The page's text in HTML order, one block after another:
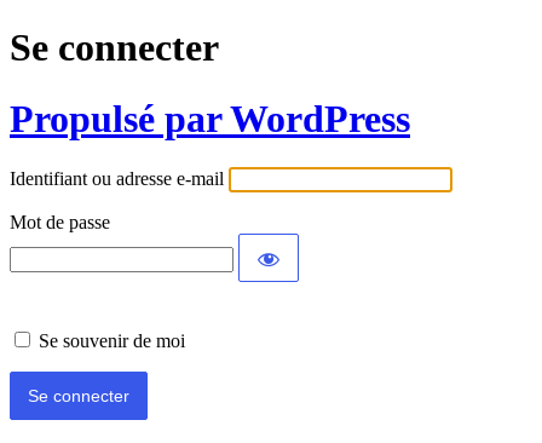
Se connecter
Propulsé par WordPress
Identifiant ou adresse e-mail
Mot de passe
Se souvenir de moi